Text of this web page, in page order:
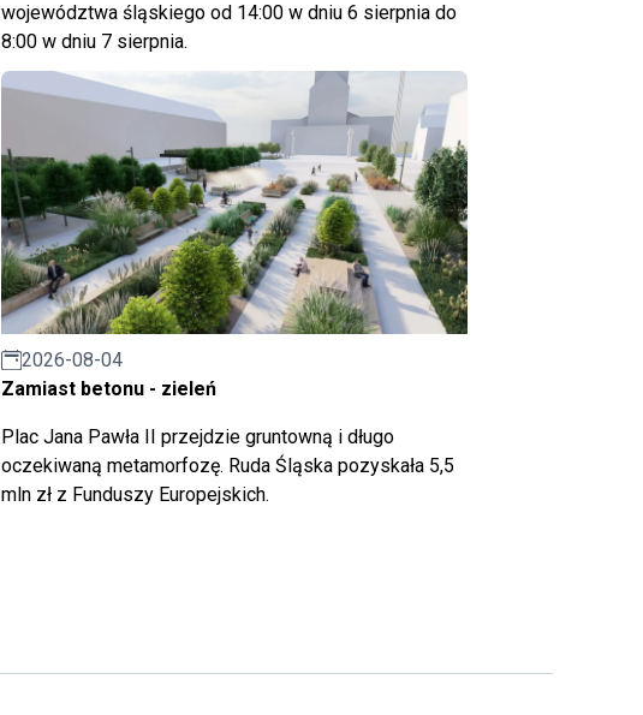
województwa śląskiego od 14:00 w dniu 6 sierpnia do
8:00 w dniu 7 sierpnia.
2026-08-04
Zamiast betonu - zieleń
Plac Jana Pawła II przejdzie gruntowną i długo
oczekiwaną metamorfozę. Ruda Śląska pozyskała 5,5
mln zł z Funduszy Europejskich.